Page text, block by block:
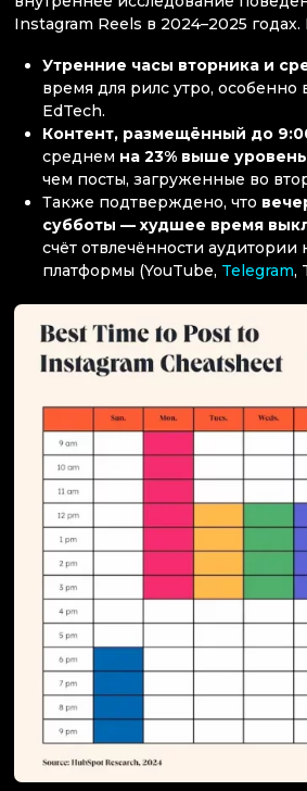
Instagram Reels в 2024–2025
Утренние часы вторника и
время для рилс утро, особенно
EdTech.
Контент, размещённый до
среднем на 23% выше
чем посты, загруженные во
Также подтверждено, что
субботы — худшее время
счёт отвлечённости аудитории
платформы (YouTube, Telegram,